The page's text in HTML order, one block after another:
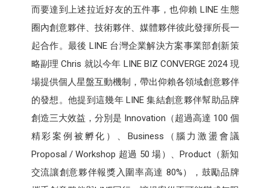
而要達到上述拉近好友的五件事，也仰賴 LINE 生態
圈內創意夥伴、技術夥伴、媒體夥伴彼此發揮所長一
起合作。最後 LINE 台灣企業解決方案事業部創新策
略副理 Chris 就以今年 LINE BIZ CONVERGE 2024 現
場提供個人星盤互動機制，帶出仰賴各領域創意夥伴
的發想。他提到這幾年 LINE 集結創意夥伴幫助品牌
創造三大效益，分別是 Innovation（超過高達 100 個
精彩案例被孵化）、Business（腦力激盪會議
Proposal / Workshop 超過 50 場）、Product（新知
交流讓創意夥伴報獎入圍率高達 80%），鼓勵品牌